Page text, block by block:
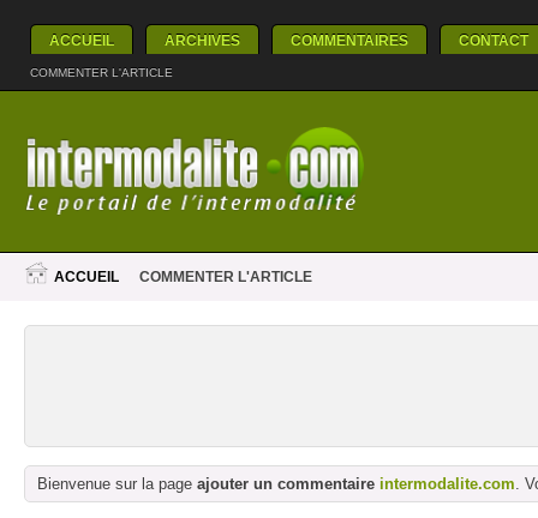
ACCUEIL ARCHIVES COMMENTAIRES CONTACT
COMMENTER L'ARTICLE
ACCUEIL COMMENTER L'ARTICLE
Bienvenue sur la page ajouter un commentaire intermodalite.com.